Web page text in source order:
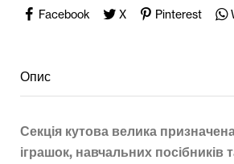
Всі товари
Підкатегорії відсутні.
Facebook X Pinterest
Опис
Секція кутова велика
іграшок, навчальних посібників